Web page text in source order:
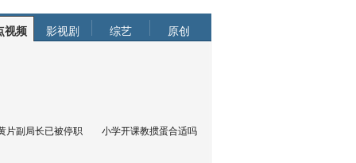
视频 影视剧 综艺 原创
片副局长已被停职 小学开课教掼蛋合适吗